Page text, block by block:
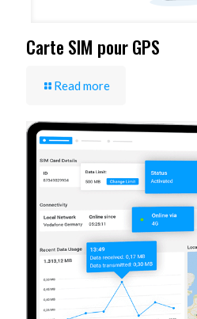
Carte SIM pour GPS
Read more